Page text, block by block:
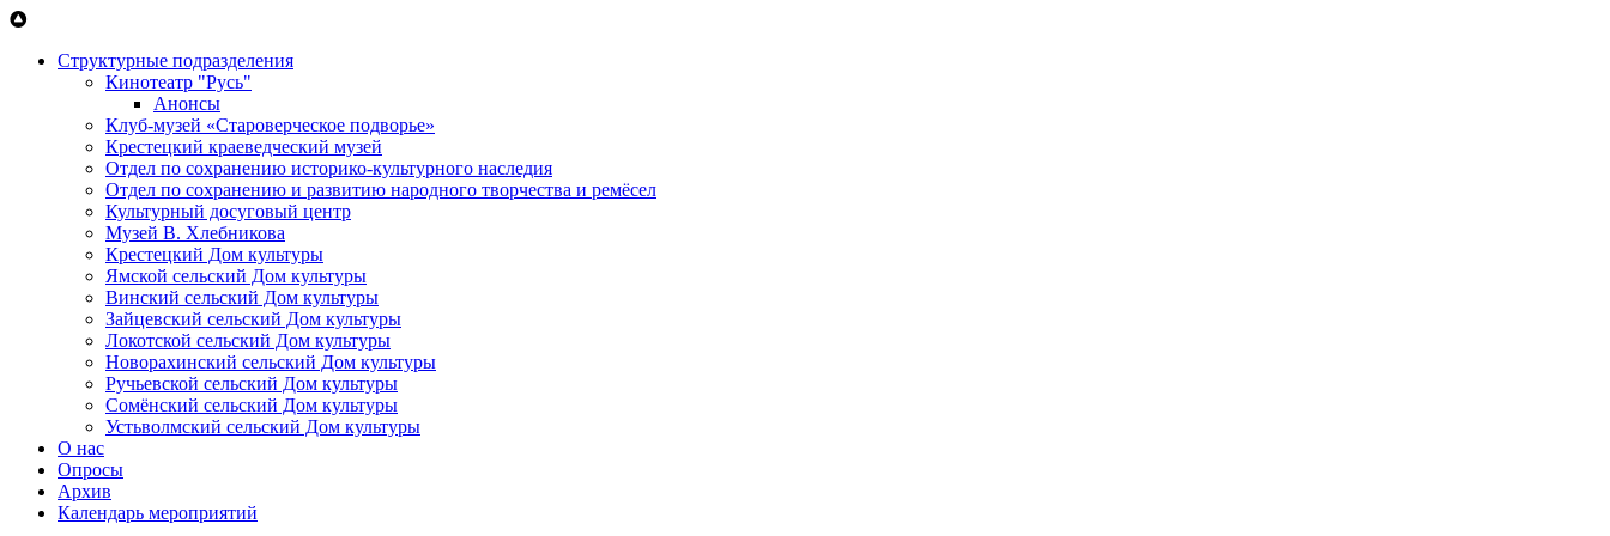
Перейти к основному содержанию
Структурные подразделения
Кинотеатр "Русь"
Анонсы
Клуб-музей «Староверческое подворье»
Крестецкий краеведческий музей
Отдел по сохранению историко-культурного наследия
Отдел по сохранению и развитию народного творчества и ремёсел
Культурный досуговый центр
Музей В. Хлебникова
Крестецкий Дом культуры
Ямской сельский Дом культуры
Винский сельский Дом культуры
Зайцевский сельский Дом культуры
Локотской сельский Дом культуры
Новорахинский сельский Дом культуры
Ручьевской сельский Дом культуры
Сомёнский сельский Дом культуры
Устьволмский сельский Дом культуры
О нас
Опросы
Архив
Календарь мероприятий